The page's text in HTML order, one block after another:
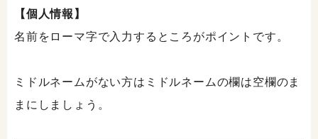
【個人情報】
名前をローマ字で入力するところがポイントです。
ミドルネームがない方はミドルネームの欄は空欄のま
まにしましょう。